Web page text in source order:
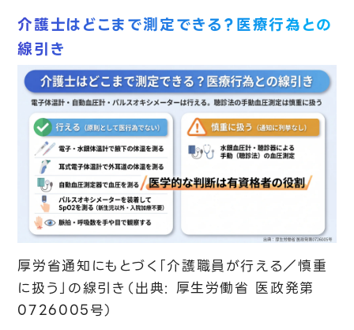
介護士はどこまで測定できる？医療行為との
線引き
厚労省通知にもとづく「介護職員が行える／慎重
に扱う」の線引き（出典: 厚生労働省 医政発第
0726005号）